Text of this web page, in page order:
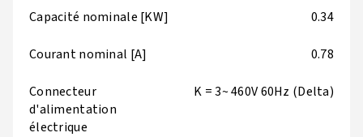
Capacité nominale [KW] 0.34
Courant nominal [A] 0.78
Connecteur
d'alimentation
électrique
K = 3~ 460V 60Hz (Delta)